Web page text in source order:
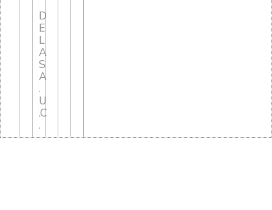
D
E
L
A
S
A
.
U
.C
.